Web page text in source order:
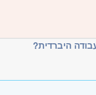
עם משימות
מספר משימות
היברדית?